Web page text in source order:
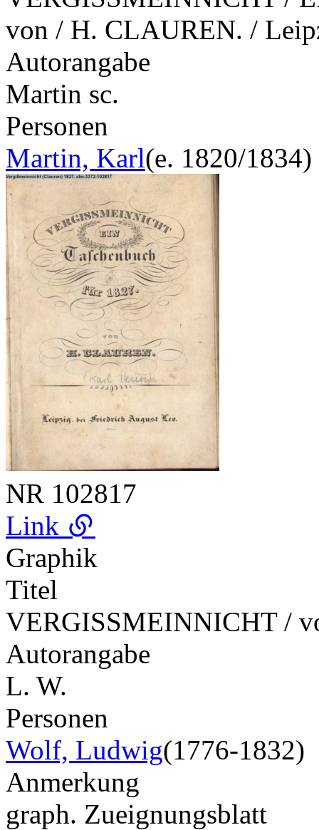
von / H. CLAUREN. /
Autorangabe
Martin sc.
Personen
Martin, Karl(e. 1820/1834)
NR 102817
Link
Graphik
Titel
VERGISSMEINNICHT /
Autorangabe
L. W.
Personen
Wolf, Ludwig(1776-1832)
Anmerkung
graph. Zueignungsblatt